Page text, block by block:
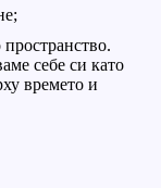
себе си като
времето и